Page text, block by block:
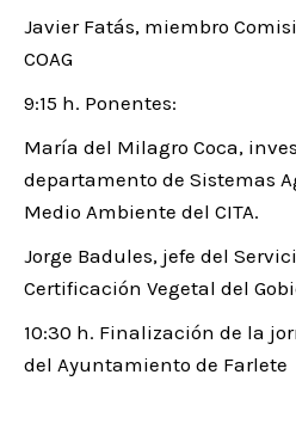
Javier Fatás, miembro
COAG
9:15 h. Ponentes:
María del Milagro Coca,
departamento de Sistemas
Medio Ambiente del CITA.
Jorge Badules, jefe del
Certificación Vegetal del
10:30 h. Finalización de la
del Ayuntamiento de Farlete